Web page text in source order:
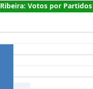
Ribeira: Votos por Partidos